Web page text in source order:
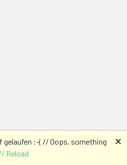
gelaufen :-( // Oops, something
Reload
🗙